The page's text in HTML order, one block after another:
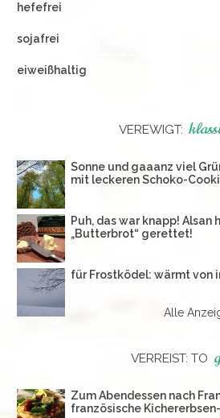
hefefrei
sojafrei
eiweißhaltig
VEREWIGT:
Sonne und gaaanz viel
mit leckeren Schoko-
Puh, das war knapp!
„Butterbrot“ gerettet!
für Frostködel: wärmt von
Alle
VERREIST: TO
Zum Abendessen nach
französische Kichererbsen-